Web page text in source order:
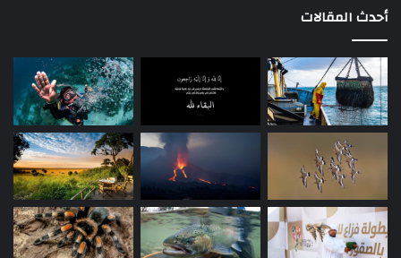
أحدث المقالات